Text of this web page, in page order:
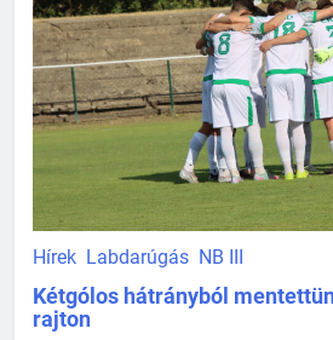
Hírek Labdarúgás NB III
Kétgólos hátrányból
rajton